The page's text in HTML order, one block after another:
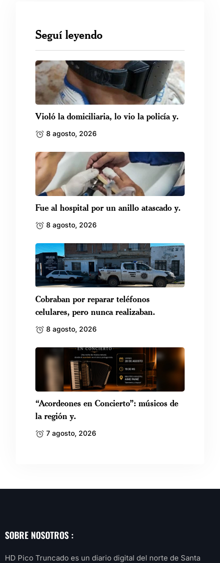
Seguí leyendo
Violó la domiciliaria, lo vio la policía y.
8 agosto, 2026
Fue al hospital por un anillo atascado y.
8 agosto, 2026
Cobraban por reparar teléfonos
celulares, pero nunca realizaban.
8 agosto, 2026
“Acordeones en Concierto”: músicos de
la región y.
7 agosto, 2026
SOBRE NOSOTROS :
HD Pico Truncado es un diario digital del norte de Santa